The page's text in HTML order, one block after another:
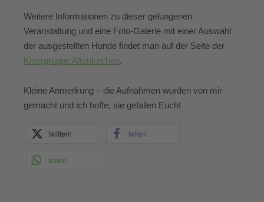
Weitere Informationen zu dieser gelungenen
Veranstaltung und eine Foto-Galerie mit einer Auswahl
der ausgestellten Hunde findet man auf der Seite der
Kreisgruppe Altenkirchen.
Kleine Anmerkung – die Aufnahmen wurden von mir
gemacht und ich hoffe, sie gefallen Euch!
twittern teilen
teilen